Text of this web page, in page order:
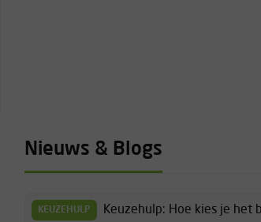
Nieuws & Blogs
KEUZEHULP Keuzehulp: Hoe kies je het